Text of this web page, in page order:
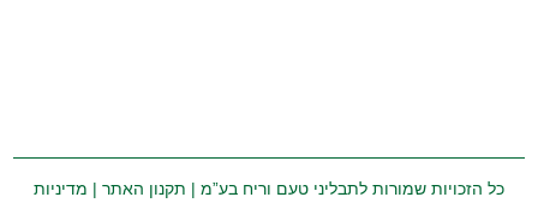
כל הזכויות שמורות לתבליני טעם וריח בע”מ | תקנון האתר | מדיניות